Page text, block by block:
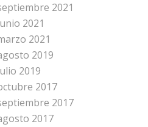
2021
2021
2021
2019
2019
2017
2017
2017